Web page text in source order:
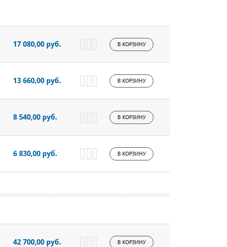
17 080,00 руб. В КОРЗИНУ
13 660,00 руб. В КОРЗИНУ
8 540,00 руб. В КОРЗИНУ
6 830,00 руб. В КОРЗИНУ
42 700,00 руб. В КОРЗИНУ